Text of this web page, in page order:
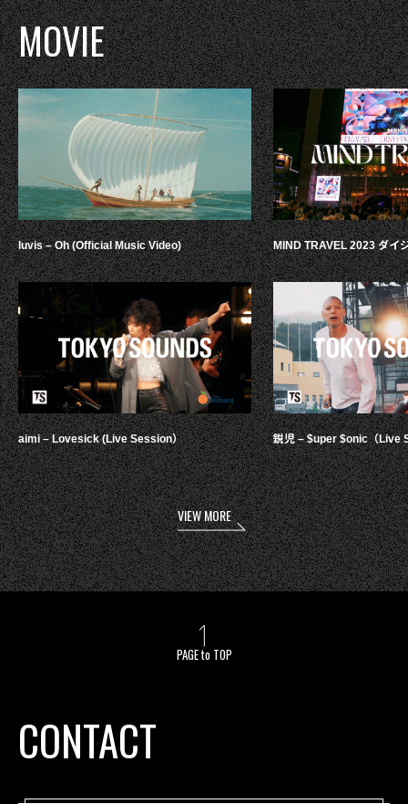
MOVIE
luvis – Oh (Official Music Video)
aimi – Lovesick (Live Session）
MIND TRAVEL 2023 ダイ
鋭児 – $uper $onic（Live
VIEW MORE
PAGE to TOP
CONTACT